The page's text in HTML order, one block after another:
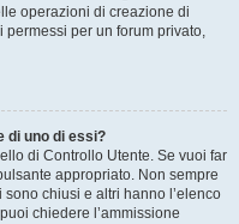
operazioni di creazione di
per un forum privato,
di uno di essi?
di Controllo Utente. Se vuoi far
appropriato. Non sempre
sono chiusi e altri hanno l’elenco
chiedere l’ammissione